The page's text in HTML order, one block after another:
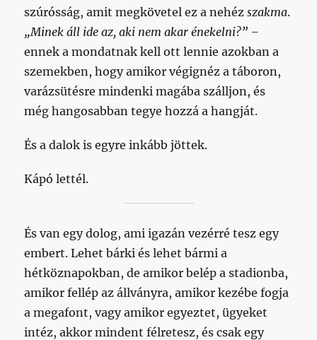
szúrósság, amit megkövetel ez a nehézszakma.
„Minek áll ide az, aki nem akar énekelni?” –
ennek a mondatnak kell ott lennie azokban a
szemekben, hogy amikor végignéz a táboron,
varázsütésre mindenki magába szálljon, és
még hangosabban tegye hozzá a hangját.
És a dalok is egyre inkább jöttek.
Kápó lettél.
És van egy dolog, ami igazán vezérré tesz egy
embert. Lehet bárki és lehet bármi a
hétköznapokban, de amikor belép a stadionba,
amikor fellép az állványra, amikor kezébe fogja
a megafont, vagy amikor egyeztet, ügyeket
intéz, akkor mindent félretesz, és csak egy